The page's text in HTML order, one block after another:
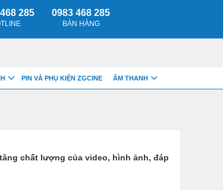
chất lượng của video, hình ảnh, đáp
285 0983 468 285
BÁN HÀNG
PIN VÀ PHỤ KIỆN ZGCINE ÂM THANH